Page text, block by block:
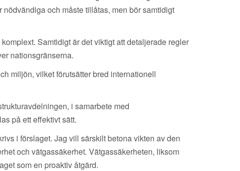
och måste tillåtas, men bör samtidigt
Samtidigt är det viktigt att detaljerade regler
nationsgränserna.
miljön, vilket förutsätter bred internationell
i samarbete med
på ett effektivt sätt.
i förslaget. Jag vill särskilt betona vikten av den
och vätgassäkerhet. Vätgassäkerheten, liksom
som en proaktiv åtgärd.